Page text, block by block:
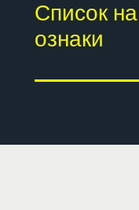
Список
ознаки